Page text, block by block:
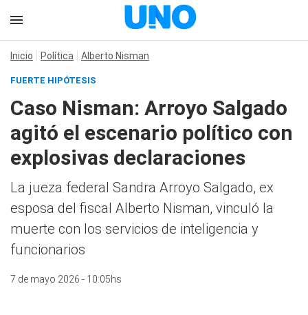
Inicio Política Alberto Nisman
FUERTE HIPÓTESIS
Caso Nisman: Arroyo Salgado
agitó el escenario político con
explosivas declaraciones
La jueza federal Sandra Arroyo Salgado, ex
esposa del fiscal Alberto Nisman, vinculó la
muerte con los servicios de inteligencia y
funcionarios
7 de mayo 2026 - 10:05hs